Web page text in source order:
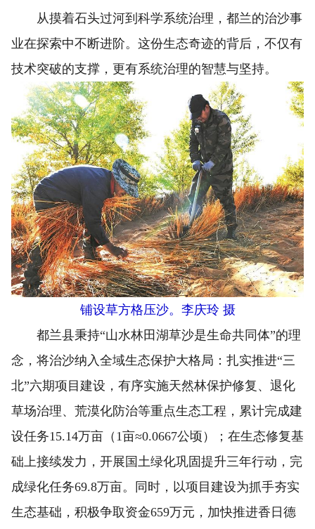
从摸着石头过河到科学系统治理，都兰的治沙事
业在探索中不断进阶。这份生态奇迹的背后，不仅有
技术突破的支撑，更有系统治理的智慧与坚持。
铺设草方格压沙。李庆玲 摄
都兰县秉持“山水林田湖草沙是生命共同体”的理
念，将治沙纳入全域生态保护大格局：扎实推进“三
北”六期项目建设，有序实施天然林保护修复、退化
草场治理、荒漠化防治等重点生态工程，累计完成建
设任务15.14万亩（1亩≈0.0667公顷）；在生态修复基
础上接续发力，开展国土绿化巩固提升三年行动，完
成绿化任务69.8万亩。同时，以项目建设为抓手夯实
生态基础，积极争取资金659万元，加快推进香日德